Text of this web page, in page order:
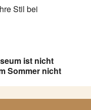
Stil bei
ist nicht
Sommer nicht